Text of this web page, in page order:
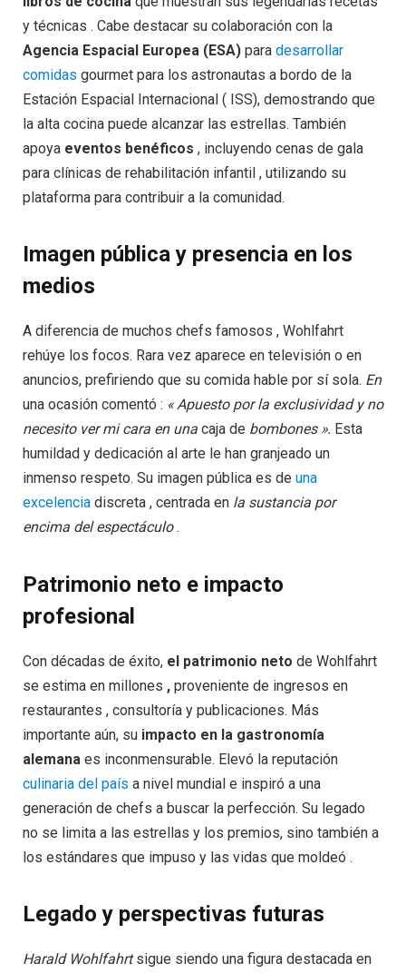
y técnicas . Cabe destacar su colaboración con la
Agencia Espacial Europea (ESA) para desarrollar
comidas gourmet para los astronautas a bordo de la
Estación Espacial Internacional ( ISS), demostrando que
la alta cocina puede alcanzar las estrellas. También
apoya eventos benéficos , incluyendo cenas de gala
para clínicas de rehabilitación infantil , utilizando su
plataforma para contribuir a la comunidad.
Imagen pública y presencia en los
medios
A diferencia de muchos chefs famosos , Wohlfahrt
rehúye los focos. Rara vez aparece en televisión o en
anuncios, prefiriendo que su comida hable por sí sola. En
una ocasión comentó : « Apuesto por la exclusividad y no
necesito ver mi cara en una caja de bombones ». Esta
humildad y dedicación al arte le han granjeado un
inmenso respeto. Su imagen pública es de una
excelencia discreta , centrada en la sustancia por
encima del espectáculo.
Patrimonio neto e impacto
profesional
Con décadas de éxito, el patrimonio neto de Wohlfahrt
se estima en millones , proveniente de ingresos en
restaurantes , consultoría y publicaciones. Más
importante aún, su impacto en la gastronomía
alemana es inconmensurable. Elevó la reputación
culinaria del país a nivel mundial e inspiró a una
generación de chefs a buscar la perfección. Su legado
no se limita a las estrellas y los premios, sino también a
los estándares que impuso y las vidas que moldeó .
Legado y perspectivas futuras
Harald Wohlfahrtsigue siendo una figura destacada en